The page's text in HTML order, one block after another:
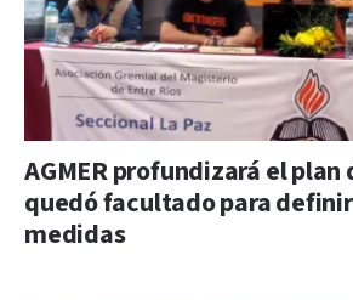
AGMER profundizará el plan
quedó facultado para
medidas